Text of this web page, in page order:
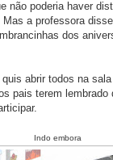
não poderia haver
a professora
dos
abrir todos na
pais terem lembrado
Indo embora